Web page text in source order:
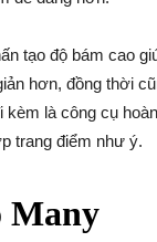
tạo độ bám cao
hơn, đồng thời
kèm là công cụ
trang điểm như ý.